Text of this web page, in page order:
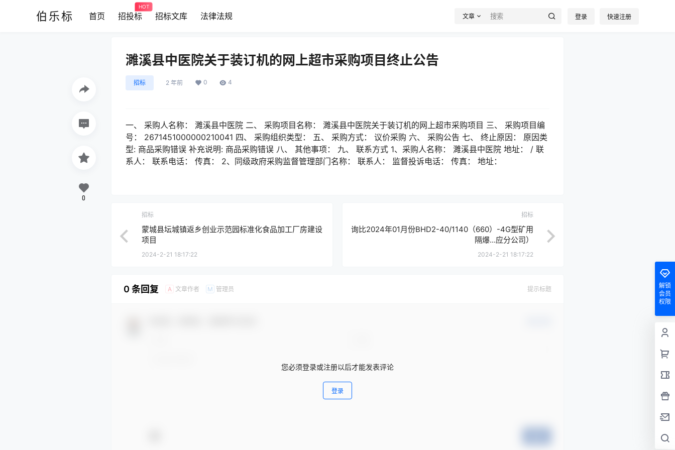
伯乐标 首页 招投标
HOT
招标文库 法律法规 文章 登录 快速注册
濉溪县中医院关于装订机的网上超市采购项目终止公告
招标 2 年前 0 4
一、 采购人名称： 濉溪县中医院 二、 采购项目名称： 濉溪县中医院关于装订机的网上超市采购项目 三、 采购项目编
号： 2671451000000210041 四、 采购组织类型： 五、 采购方式： 议价采购 六、 采购公告 七、 终止原因： 原因类
型: 商品采购错误 补充说明: 商品采购错误 八、 其他事项： 九、 联系方式 1、采购人名称： 濉溪县中医院 地址： / 联
系人： 联系电话： 传真： 2、同级政府采购监督管理部门名称： 联系人： 监督投诉电话： 传真： 地址：
0
招标
蒙城县坛城镇返乡创业示范园标准化食品加工厂房建设
项目
2024-2-21 18:17:22
招标
询比2024年01月份BHD2-40/1140（660）-4G型矿用
隔爆...应分公司）
2024-2-21 18:17:22
0 条回复 A 文章作者 M 管理员 提示标题
您必须登录或注册以后才能发表评论
登录
解锁
会员
权限